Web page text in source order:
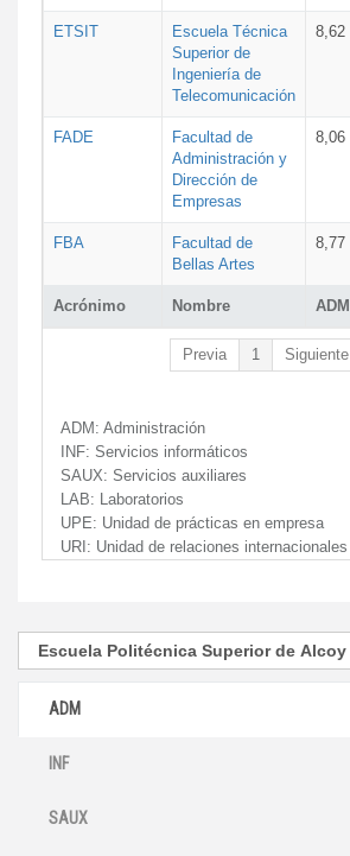
Acrónimo Nombre ADM
ETSIT
Escuela Técnica
Superior de
Ingeniería de
Telecomunicación
8,62
FADE
Facultad de
Administración y
Dirección de
Empresas
8,06
FBA
Facultad de
Bellas Artes
8,77
Previa 1 Siguiente
ADM: Administración
INF: Servicios informáticos
SAUX: Servicios auxiliares
LAB: Laboratorios
UPE: Unidad de prácticas en empresa
URI: Unidad de relaciones internacionales
ADM
INF
SAUX